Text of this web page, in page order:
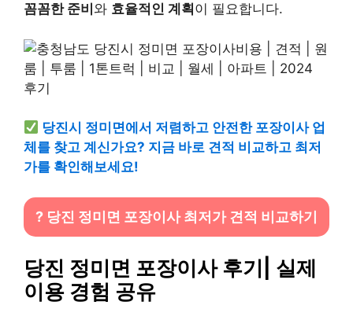
꼼꼼한 준비 와 효율적인 계획 이 필요합니다.
당진시 정미면에서 저렴하고 안전한 포장이사 업
체를 찾고 계신가요? 지금 바로 견적 비교하고 최저
가를 확인해보세요!
? 당진 정미면 포장이사 최저가 견적 비교하기
당진 정미면 포장이사 후기| 실제
이용 경험 공유